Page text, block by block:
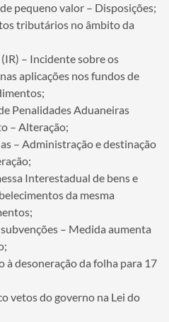
pequeno valor – Disposições;
tributários no âmbito da
– Incidente sobre os
aplicações nos fundos de
Penalidades Aduaneiras
– Alteração;
– Administração e destinação
Interestadual de bens e
da mesma
– Medida aumenta
à desoneração da folha para 17
vetos do governo na Lei do